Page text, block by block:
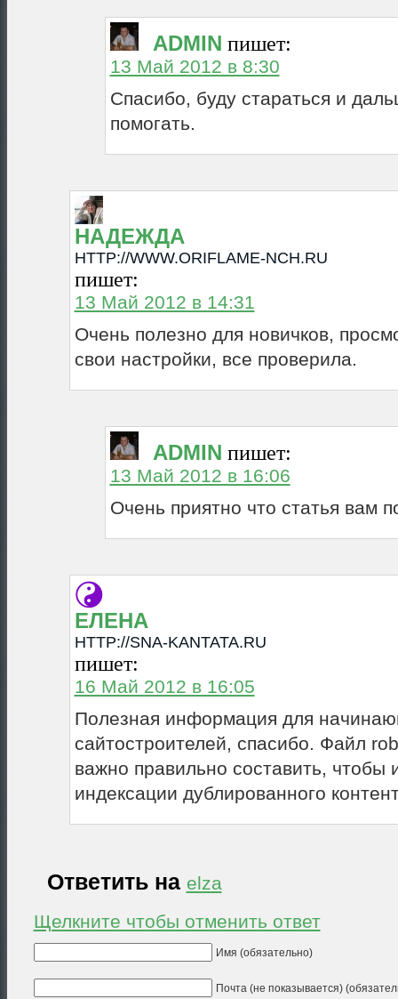
ADMIN пишет:
13 Май 2012 в 8:30
Спасибо, буду стараться и
помогать.
НАДЕЖДА
HTTP://WWW.ORIFLAME-NCH.RU
пишет:
13 Май 2012 в 14:31
Очень полезно для новичков,
свои настройки, все проверила.
ADMIN пишет:
13 Май 2012 в 16:06
Очень приятно что статья вам
ЕЛЕНА
HTTP://SNA-KANTATA.RU
пишет:
16 Май 2012 в 16:05
Полезная информация для
сайтостроителей, спасибо. Файл
важно правильно составить, чтобы
индексации дублированного
Ответить на elza
Щелкните чтобы отменить ответ
Имя (обязательно)
Почта (не показывается)